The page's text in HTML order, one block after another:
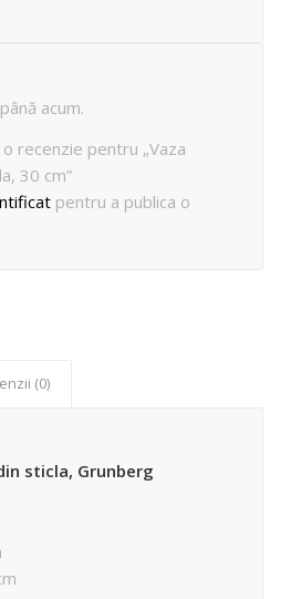
acum.
recenzie pentru „Vaza
30 cm”
pentru a publica o
(0)
sticla, Grunberg